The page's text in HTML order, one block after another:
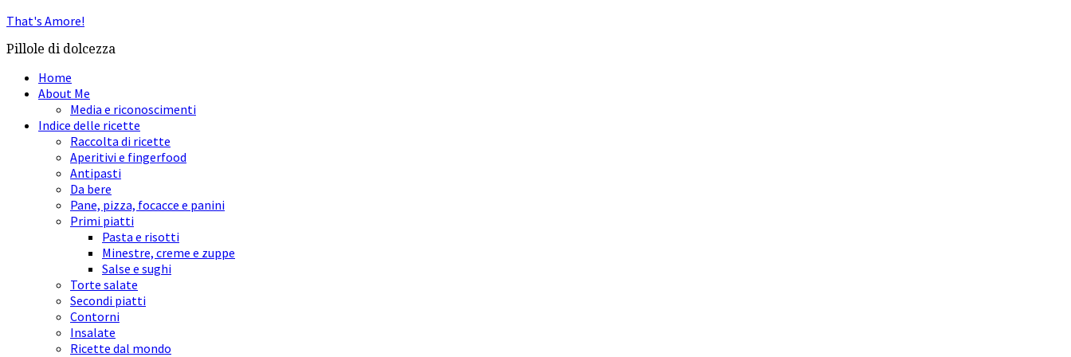
That's Amore!
Pillole di dolcezza
Home
About Me
Media e riconoscimenti
Indice delle ricette
Raccolta di ricette
Aperitivi e fingerfood
Antipasti
Da bere
Pane, pizza, focacce e panini
Primi piatti
Pasta e risotti
Minestre, creme e zuppe
Salse e sughi
Torte salate
Secondi piatti
Contorni
Insalate
Ricette dal mondo